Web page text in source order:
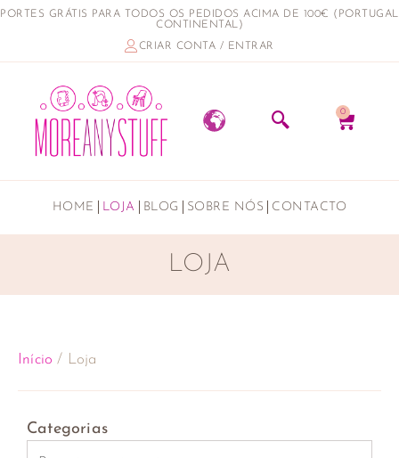
PORTES GRÁTIS PARA TODOS OS PEDIDOS ACIMA DE 100€ (PORTUGAL
CONTINENTAL)
CRIAR CONTA / ENTRAR
0
HOME LOJA BLOG SOBRE NÓS CONTACTO
LOJA
Início / Loja
Categorias